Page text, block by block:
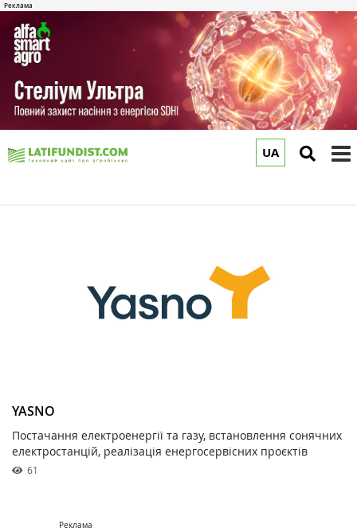
UA
YASNO
Постачання електроенергії та газу, встановлення сонячних
електростанцій, реалізація енергосервісних проєктів
61
Реклама